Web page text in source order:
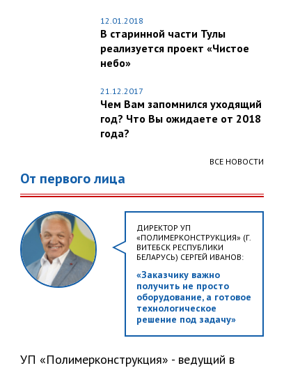
12.01.2018
В старинной части Тулы
реализуется проект «Чистое
небо»
21.12.2017
Чем Вам запомнился уходящий
год? Что Вы ожидаете от 2018
года?
ВСЕ НОВОСТИ
От первого лица
ДИРЕКТОР УП
«ПОЛИМЕРКОНСТРУКЦИЯ» (Г.
ВИТЕБСК РЕСПУБЛИКИ
БЕЛАРУСЬ) СЕРГЕЙ ИВАНОВ:
«Заказчику важно
получить не просто
оборудование, а готовое
технологическое
решение под задачу»
УП «Полимерконструкция» - ведущий в